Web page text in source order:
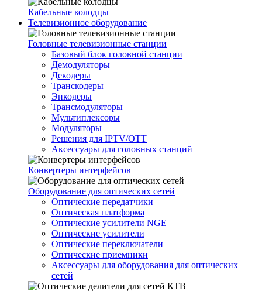
Кабельные колодцы
Телевизионное оборудование
Головные телевизионные станции
Базовый блок головной станции
Демодуляторы
Декодеры
Транскодеры
Энкодеры
Трансмодуляторы
Мультиплексоры
Модуляторы
Решения для IPTV/OTT
Аксессуары для головных станций
Конвертеры интерфейсов
Оборудование для оптических сетей
Оптические передатчики
Оптическая платформа
Оптические усилители NGE
Оптические усилители
Оптические переключатели
Оптические приемники
Аксессуары для оборудования для оптических
сетей